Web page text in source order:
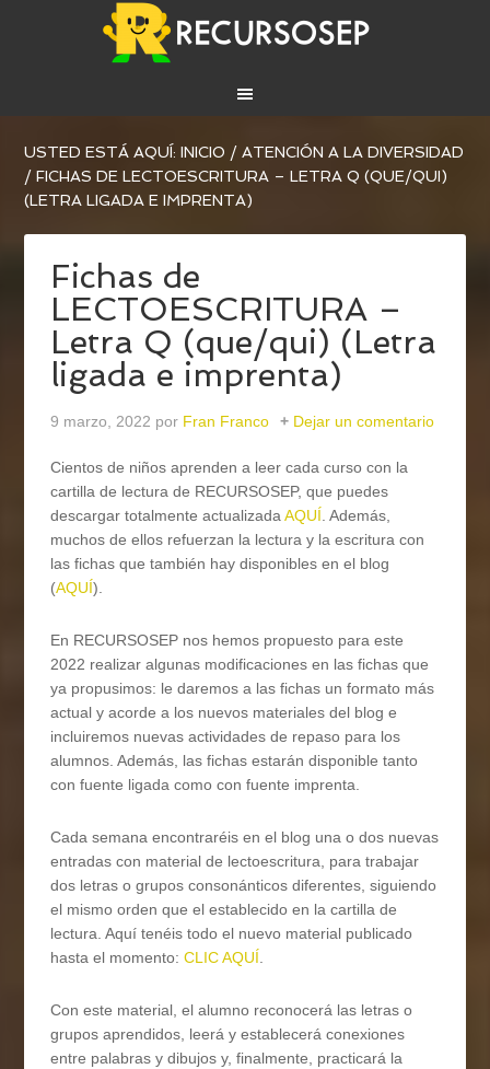
USTED ESTÁ AQUÍ:INICIO / ATENCIÓN A LA DIVERSIDAD
/ FICHAS DE LECTOESCRITURA – LETRA Q (QUE/QUI)
(LETRA LIGADA E IMPRENTA)
Fichas de
LECTOESCRITURA –
Letra Q (que/qui) (Letra
ligada e imprenta)
9 marzo, 2022 por Fran Franco Dejar un comentario
Cientos de niños aprenden a leer cada curso con la
cartilla de lectura de RECURSOSEP, que puedes
descargar totalmente actualizadaAQUÍ. Además,
muchos de ellos refuerzan la lectura y la escritura con
las fichas que también hay disponibles en el blog
(AQUÍ).
En RECURSOSEP nos hemos propuesto para este
2022 realizar algunas modificaciones en las fichas que
ya propusimos: le daremos a las fichas un formato más
actual y acorde a los nuevos materiales del blog e
incluiremos nuevas actividades de repaso para los
alumnos. Además, las fichas estarán disponible tanto
con fuente ligada como con fuente imprenta.
Cada semana encontraréis en el blog una o dos nuevas
entradas con material de lectoescritura, para trabajar
dos letras o grupos consonánticos diferentes, siguiendo
el mismo orden que el establecido en la cartilla de
lectura. Aquí tenéis todo el nuevo material publicado
hasta el momento:CLIC AQUÍ.
Con este material, el alumno reconocerá las letras o
grupos aprendidos, leerá y establecerá conexiones
entre palabras y dibujos y, finalmente, practicará la